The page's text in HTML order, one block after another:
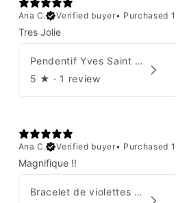
Ana C.
Verified buyer• Purchased
Tres Jolie
Pendentif Yves Saint Laurent
5 ★ · 1 review
Ana C.
Verified buyer• Purchased
Magnifique !!
Bracelet de violettes Augustine